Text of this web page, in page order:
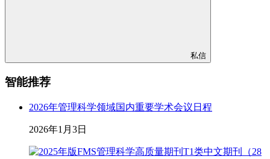
私信
智能推荐
2026年管理科学领域国内重要学术会议日程
2026年1月3日